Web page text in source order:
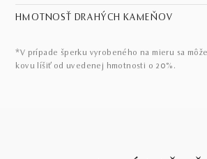
HMOTNOSŤ DRAHÝCH KAMEŇOV
*V prípade šperku vyrobeného na mieru sa
kovu líšiť od uvedenej hmotnosti o 20%.